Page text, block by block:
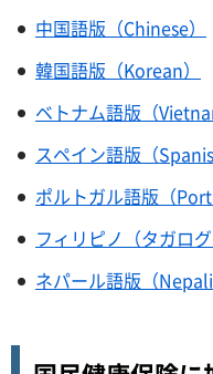
中国語版（Chinese）
韓国語版（Korean）
ベトナム語版（
スペイン語版（
ポルトガル語版（
フィリピノ（タガロ
ネパール語版（Nepali